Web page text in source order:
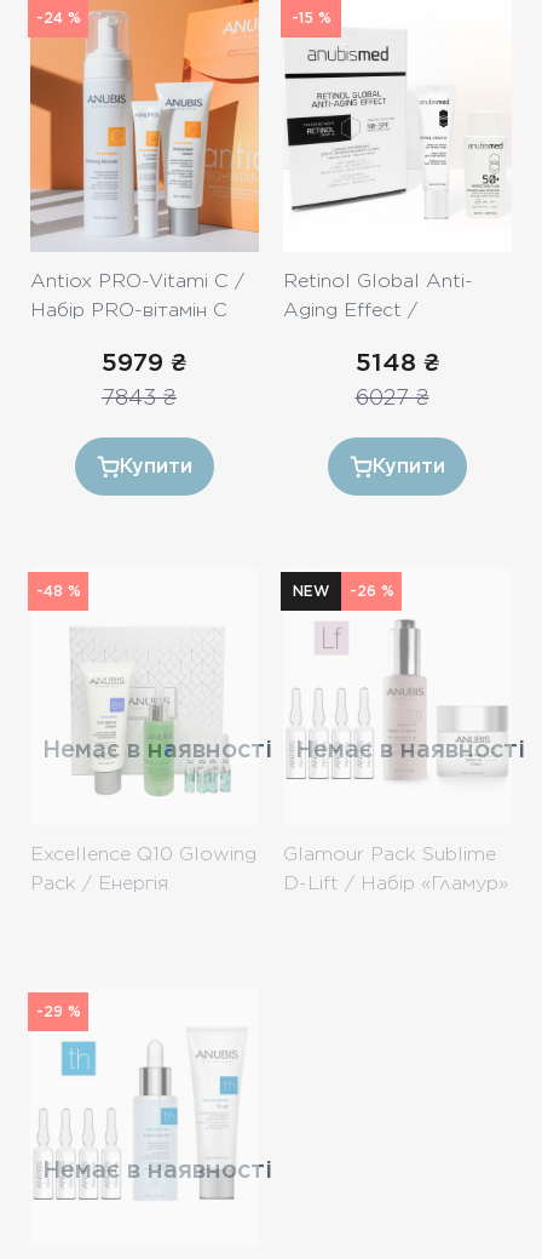
-24 %
Antiox PRO-Vitami C /
Набір PRO-вітамін С
7843₴
5979 ₴
Купити
-15 %
Retinol Global Anti-
Aging Effect /
антивіковий догляд з
ретинолом «Ідеальна
6027₴
5148 ₴
Купити
Немає в наявності
-48 %
Excellence Q10 Glowing
Pack / Енергія
Немає в наявності
-26 %
NEW
Glamour Pack Sublime
D-Lift / Набір «Гламур»
Немає в наявності
-29 %